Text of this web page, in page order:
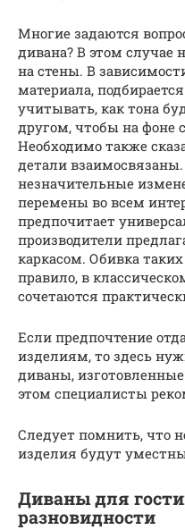
Многие задаются
дивана? В этом случае
на стены. В
материала,
учитывать, как тона
другом, чтобы на фоне
Необходимо также
детали
незначительные
перемены во всем
предпочитает
производители
каркасом. Обивка
правило, в
сочетаются
Если предпочтение
изделиям, то здесь
диваны,
этом специалисты
Следует помнить, что
изделия будут
Диваны для
разновидности